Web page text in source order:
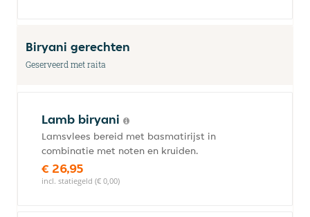
Biryani gerechten
Geserveerd met raita
Lamb biryani
Lamsvlees bereid met basmatirijst in
combinatie met noten en kruiden.
€ 26,95
incl. statiegeld (€ 0,00)